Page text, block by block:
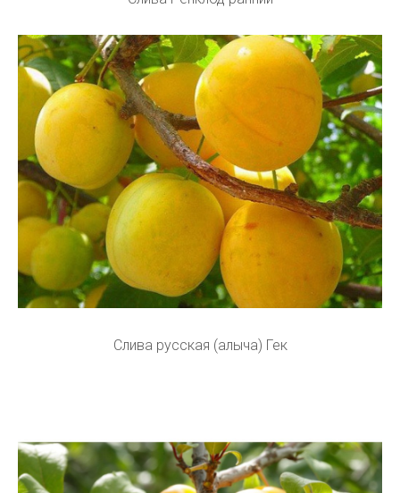
Слива русская (алыча) Гек